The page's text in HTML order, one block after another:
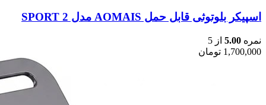
اسپیکر بلوتوثی قابل حمل AOMAIS مدل SPORT 2
نمره 5.00 از 5
1,700,000 تومان